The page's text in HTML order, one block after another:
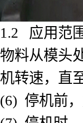
1.2 应用范
物料从模头
机转速，直
(6) 停机前